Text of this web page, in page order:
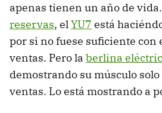
apenas tienen un año de
reservas, elYU7 está
por si no fuese suficiente con
ventas. Pero la berlina
demostrando su músculo
ventas. Lo está mostrando a